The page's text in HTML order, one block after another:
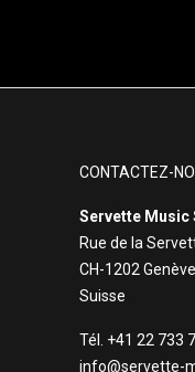
CONTACTEZ-
Servette Music
Rue de la
CH-1202 Genève
Suisse
Tél. +41 22 733
info@servette-